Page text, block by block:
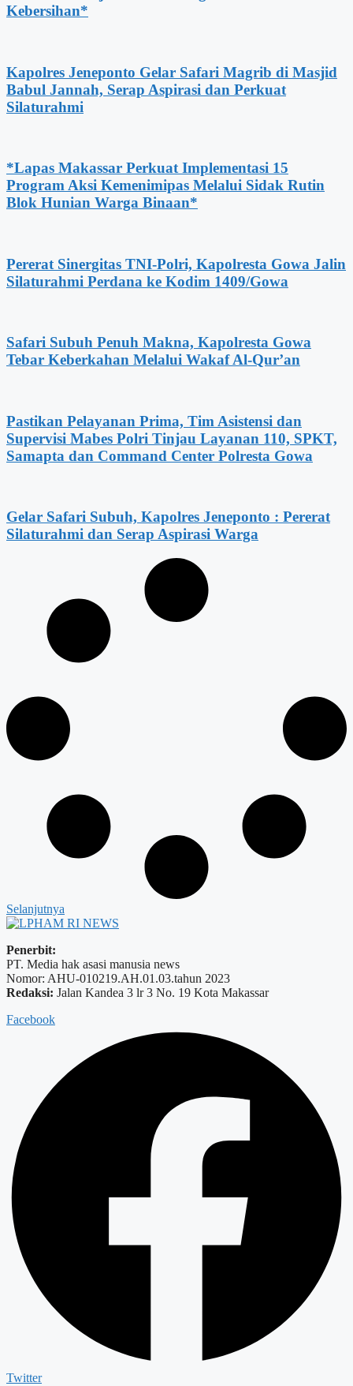
Kebersihan*
Kapolres Jeneponto Gelar Safari Magrib di Masjid
Babul Jannah, Serap Aspirasi dan Perkuat
Silaturahmi
*Lapas Makassar Perkuat Implementasi 15
Program Aksi Kemenimipas Melalui Sidak Rutin
Blok Hunian Warga Binaan*
Pererat Sinergitas TNI-Polri, Kapolresta Gowa Jalin
Silaturahmi Perdana ke Kodim 1409/Gowa
Safari Subuh Penuh Makna, Kapolresta Gowa
Tebar Keberkahan Melalui Wakaf Al-Qur’an
Pastikan Pelayanan Prima, Tim Asistensi dan
Supervisi Mabes Polri Tinjau Layanan 110, SPKT,
Samapta dan Command Center Polresta Gowa
Gelar Safari Subuh, Kapolres Jeneponto : Pererat
Silaturahmi dan Serap Aspirasi Warga
Selanjutnya
Penerbit:
PT. Media hak asasi manusia news
Nomor: AHU-010219.AH.01.03.tahun 2023
Redaksi: Jalan Kandea 3 lr 3 No. 19 Kota Makassar
Facebook
Twitter